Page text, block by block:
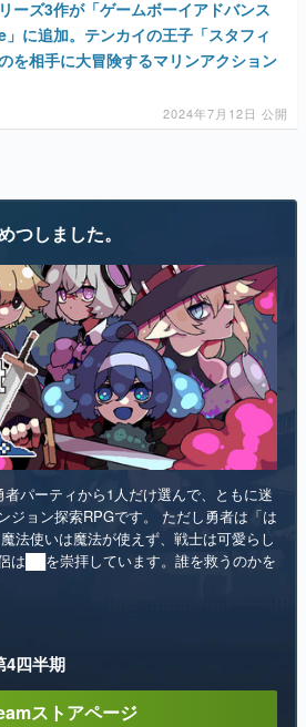
ーズ3作が「ゲームボーイアドバンス
に追加。テンカイの王子「スタフィ
を相手に大冒険するマリンアクション
2024年7月12日 公開
つしました。
者パーティから1人だけ選んで、ともに迷
ジョン探索RPGです。 ただし勇者は「は
法使いは魔法が使えず、戦士は可愛らし
は██を崇拝しています。誰を救うのかを
4四半期
ストアページ